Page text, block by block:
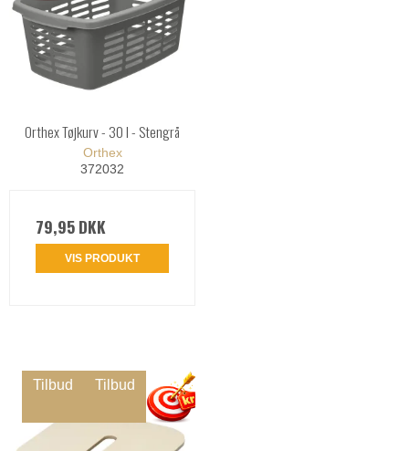
Orthex Tøjkurv - 30 l - Stengrå
Orthex
372032
79,95 DKK
VIS PRODUKT
Tilbud Tilbud